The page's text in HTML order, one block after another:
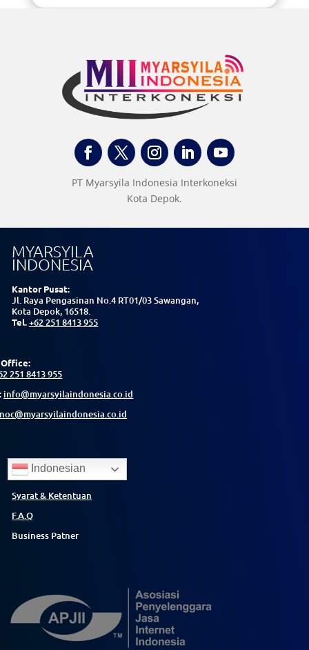
PT Myarsyila Indonesia Interkoneksi
Kota Depok.
MYARSYILA
INDONESIA
Kantor Pusat:
Jl. Raya Pengasinan No.4 RT01/03Sawangan,
Kota Depok, 16518.
Tel.+62 251 8413 955
251 8413 955
info@myarsyilaindonesia.co.id
noc@myarsyilaindonesia.co.id
Indonesian
Syarat & Ketentuan
F.A.Q
Business Patner